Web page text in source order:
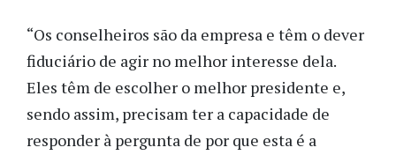
“Os conselheiros são da empresa e têm o dever
fiduciário de agir no melhor interesse dela.
Eles têm de escolher o melhor presidente e,
sendo assim, precisam ter a capacidade de
responder à pergunta de por que esta é a